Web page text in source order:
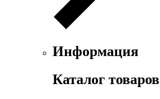
Информация
Каталог товаров